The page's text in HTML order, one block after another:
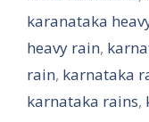
karanataka
heavy rain,
rain, karnataka
karnataka rains,